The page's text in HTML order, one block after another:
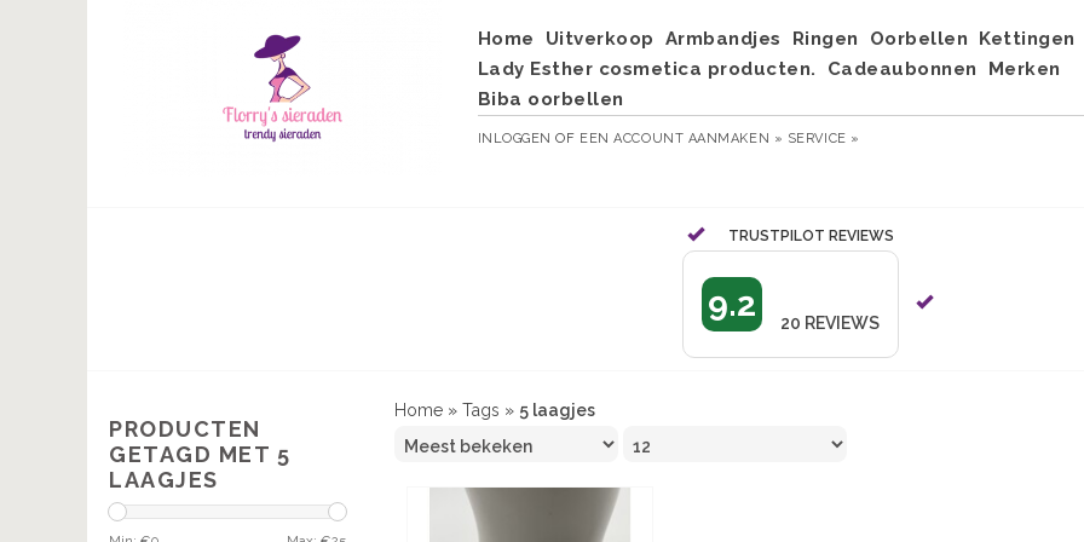
Home Uitverkoop Armbandjes Ringen Oorbellen
Kettingen
Lady Esther cosmetica producten.
Cadeaubonnen
Merken
Biba oorbellen
INLOGGEN OF EEN ACCOUNT AANMAKEN » SERVICE »
TRUSTPILOT REVIEWS
9.2 20 REVIEWS
PRODUCTEN
GETAGD MET 5
LAAGJES
Home » Tags » 5 laagjes